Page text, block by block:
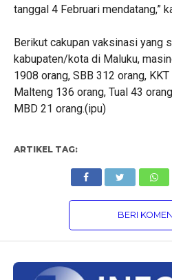
tanggal 4 Februari mendatang,”
Berikut cakupan vaksinasi yang
kabupaten/kota di Maluku,
1908 orang, SBB 312 orang,
Malteng 136 orang, Tual 43
MBD 21 orang.(ipu)
ARTIKEL TAG:
BERI